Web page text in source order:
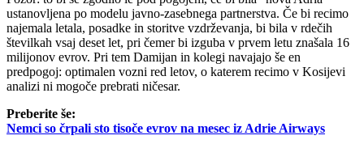
ustanovljena po modelu javno-zasebnega partnerstva. Če bi recimo
najemala letala, posadke in storitve vzdrževanja, bi bila v rdečih
številkah vsaj deset let, pri čemer bi izguba v prvem letu znašala 16
milijonov evrov. Pri tem Damijan in kolegi navajajo še en
predpogoj: optimalen vozni red letov, o katerem recimo v Kosijevi
analizi ni mogoče prebrati ničesar.
Preberite še:
Nemci so črpali sto tisoče evrov na mesec iz Adrie Airways